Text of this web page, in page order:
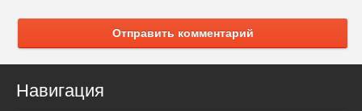
Отправить комментарий
Навигация